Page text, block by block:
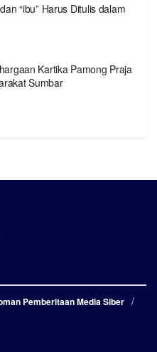
“ibu” Harus Ditulis dalam
Kartika Pamong Praja
Sumbar
Pemberitaan Media Siber